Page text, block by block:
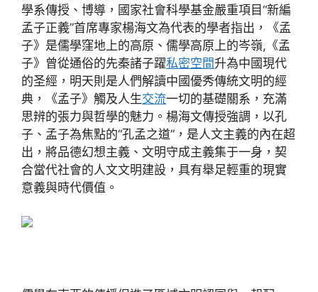
學系傳授、博導，國家社會科學基金嚴重項目“新編
孟子正義”首席專家楊海文為代表的學者指出，《孟
子》是儒學窪地上的高原、儒學高原上的岑嶺,《孟
子》曾從通俗的先秦諸子躍私密空間升為中國現代
的圣經，明天則是人們解讀中國優秀傳統文明的經
典，《孟子》觸及人生交流一切的基礎關系，充滿
思辨的張力與哲學的魅力。楊海文傳授強調，以孔
子、孟子為焦點的“孔孟之道”，是人文主義的內在超
出，將品德幻想主義、文明守成主義集于一身，契
合當代社會的人文文明建設，具有舉足輕重的現實
意義與時代價值。